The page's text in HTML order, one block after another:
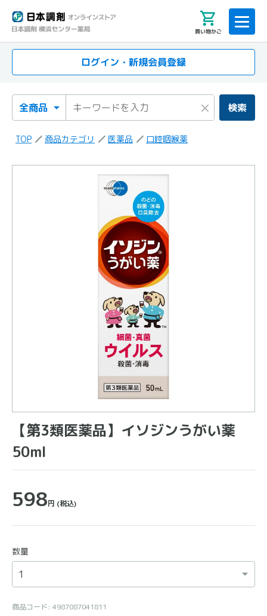
買い物かご
ログイン・新規会員登録
検索カテゴリ
検索キーワード × 検索
TOP 商品カテゴリ 医薬品 口腔咽喉薬
【第3類医薬品】イソジンうがい薬
50ml
598円 (税込)
数量
商品コード: 4987087041811